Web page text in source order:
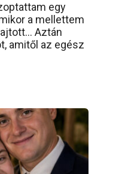
egy
a mellettem
Aztán
amitől az egész